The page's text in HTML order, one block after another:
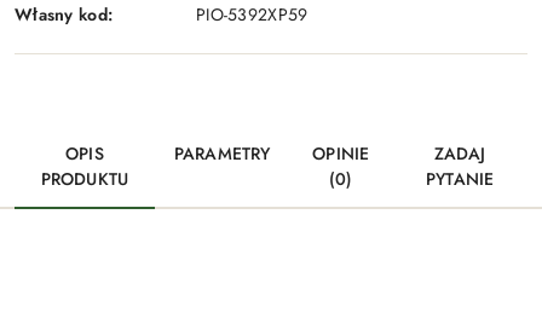
Własny kod: PIO-5392XP59
OPIS
PRODUKTU
PARAMETRY
OPINIE
(0)
ZADAJ
PYTANIE